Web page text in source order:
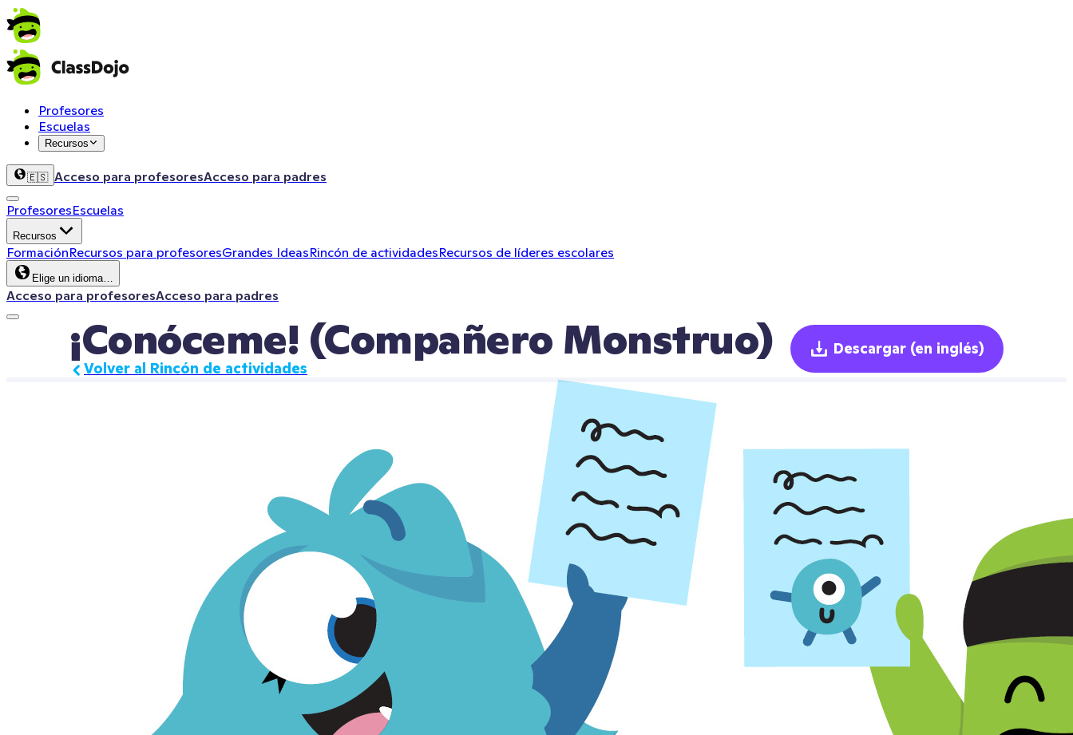
Profesores
Escuelas
Recursos
🇪🇸 Acceso para profesoresAcceso para padres
ProfesoresEscuelas
Recursos
FormaciónRecursos para profesoresGrandes IdeasRincón de actividadesRecursos de líderes escolares
Elige un idioma…
Acceso para profesoresAcceso para padres
¡Conóceme! (Compañero Monstruo)
Volver al Rincón de actividades
Descargar (en inglés)